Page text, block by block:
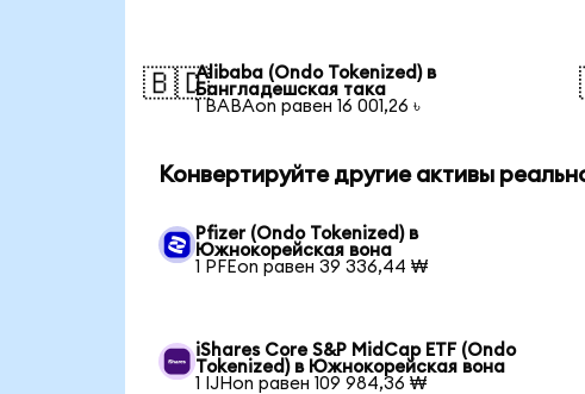
🇧🇩Alibaba (Ondo Tokenized) в
Бангладешская така
1 BABAon равен 16 001,26 ৳
Конвертируйте другие активы
Pfizer (Ondo Tokenized) в
Южнокорейская вона
1 PFEon равен 39 336,44 ₩
iShares Core S&P MidCap ETF (Ondo
Tokenized) в Южнокорейская вона
1 IJHon равен 109 984,36 ₩